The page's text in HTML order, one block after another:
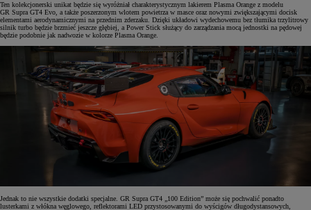
Ten kolekcjonerski unikat będzie się wyróżniał charakterystycznym lakierem Plasma Orange z modelu
GR Supra GT4 Evo, a także poszerzonym wlotem powietrza w masce oraz nowymi zwiększającymi docisk
elementami aerodynamicznymi na przednim zderzaku. Dzięki układowi wydechowemu bez tłumika trzylitrowy
silnik turbo będzie brzmieć jeszcze głębiej, a Power Stick służący do zarządzania mocą jednostki na pędowej
będzie podobnie jak nadwozie w kolorze Plasma Orange.
Jednak to nie wszystkie dodatki specjalne. GR Supra GT4 „100 Edition” może się pochwalić ponadto
lusterkami z włókna węglowego, reflektorami LED przystosowanymi do wyścigów długodystansowych,